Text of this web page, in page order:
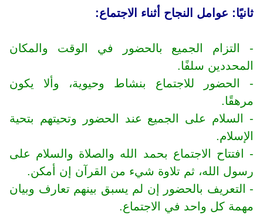
ثانيًا: عوامل النجاح أثناء الاجتماع:
- التزام الجميع بالحضور في الوقت والمكان
المحددين سلفًا.
- الحضور للاجتماع بنشاط وحيوية، وألا يكون
مرهقًا.
- السلام على الجميع عند الحضور وتحيتهم بتحية
الإسلام.
- افتتاح الاجتماع بحمد الله والصلاة والسلام على
رسول الله، ثم تلاوة شيء من القرآن إن أمكن.
- التعريف بالحضور إن لم يسبق بينهم تعارف وبيان
مهمة كل واحد في الاجتماع.